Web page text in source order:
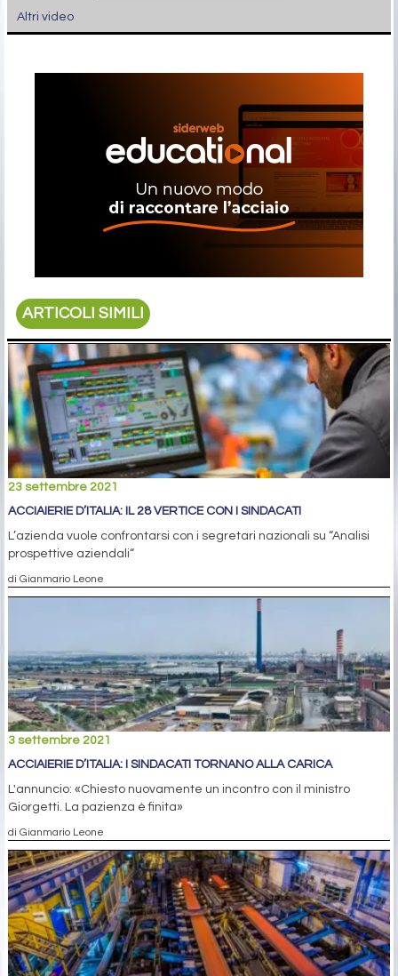
Altri video
ARTICOLI SIMILI
23 settembre 2021
ACCIAIERIE D’ITALIA: IL 28 VERTICE CON I SINDACATI
L’azienda vuole confrontarsi con i segretari nazionali su “Analisi
prospettive aziendali“
di Gianmario Leone
3 settembre 2021
ACCIAIERIE D’ITALIA: I SINDACATI TORNANO ALLA CARICA
L'annuncio: «Chiesto nuovamente un incontro con il ministro
Giorgetti. La pazienza è finita»
di Gianmario Leone